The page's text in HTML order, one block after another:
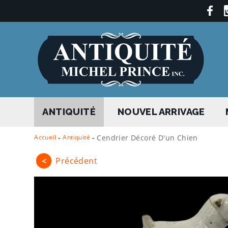
ANTIQUITÉ NOUVEL ARRIVAGE
Accueil - Antiquité - Cendrier Décoré D'un Chien
< Précédent